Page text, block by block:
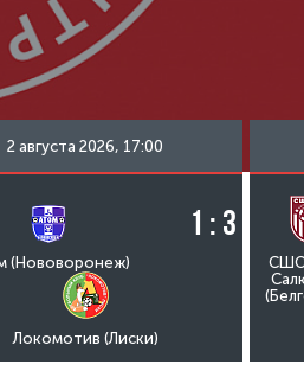
2 августа 2026, 17:00
(Нововоронеж)
1 : 3
Локомотив (Лиски)